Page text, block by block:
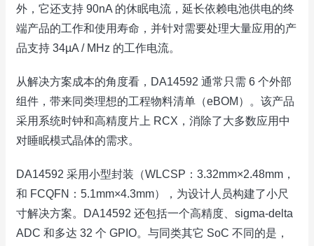
外，它还支持 90nA 的休眠电流，延长依赖电池供电的终
端产品的工作和使用寿命，并针对需要处理大量应用的产
品支持 34µA / MHz 的工作电流。
从解决方案成本的角度看，DA14592 通常只需 6 个外部
组件，带来同类理想的工程物料清单（eBOM）。该产品
采用系统时钟和高精度片上 RCX，消除了大多数应用中
对睡眠模式晶体的需求。
DA14592 采用小型封装（WLCSP：3.32mm×2.48mm，
和 FCQFN：5.1mm×4.3mm），为设计人员构建了小尺
寸解决方案。DA14592 还包括一个高精度、sigma-delta
ADC 和多达 32 个 GPIO。与同类其它 SoC 不同的是，